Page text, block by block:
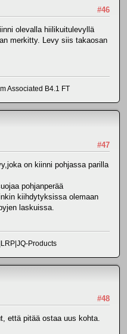
#46
olevalla hiilikuitulevyllä
merkitty. Levy siis takaosan
Associated B4.1 FT
#47
on kiinni pohjassa parilla
pohjanperää
kiihdytyksissa olemaan
laskuissa.
Products
#48
että pitää ostaa uus kohta.